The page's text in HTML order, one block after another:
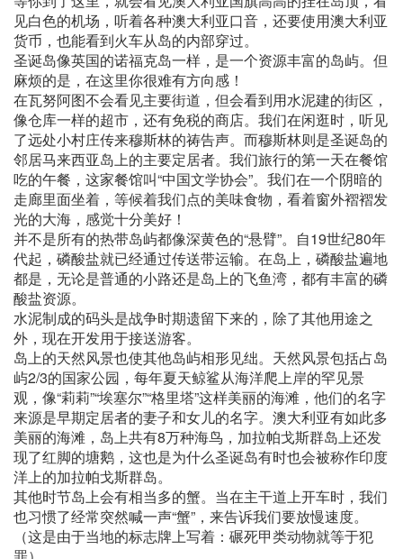
见白色的机场，听着各种澳大利亚口音，还要使用澳大利亚
货币，也能看到火车从岛的内部穿过。
圣诞岛像英国的诺福克岛一样，是一个资源丰富的岛屿。但
麻烦的是，在这里你很难有方向感！
在瓦努阿图不会看见主要街道，但会看到用水泥建的街区，
像仓库一样的超市，还有免税的商店。我们在闲逛时，听见
了远处小村庄传来穆斯林的祷告声。而穆斯林则是圣诞岛的
邻居马来西亚岛上的主要定居者。我们旅行的第一天在餐馆
吃的午餐，这家餐馆叫“中国文学协会”。我们在一个阴暗的
走廊里面坐着，等候着我们点的美味食物，看着窗外褶褶发
光的大海，感觉十分美好！
并不是所有的热带岛屿都像深黄色的“悬臂”。自19世纪80年
代起，磷酸盐就已经通过传送带运输。在岛上，磷酸盐遍地
都是，无论是普通的小路还是岛上的飞鱼湾，都有丰富的磷
酸盐资源。
水泥制成的码头是战争时期遗留下来的，除了其他用途之
外，现在开发用于接送游客。
岛上的天然风景也使其他岛屿相形见绌。天然风景包括占岛
屿2/3的国家公园，每年夏天鲸鲨从海洋爬上岸的罕见景
观，像“莉莉”“埃塞尔”“格里塔”这样美丽的海滩，他们的名字
来源是早期定居者的妻子和女儿的名字。澳大利亚有如此多
美丽的海滩，岛上共有8万种海鸟，加拉帕戈斯群岛上还发
现了红脚的塘鹅，这也是为什么圣诞岛有时也会被称作印度
洋上的加拉帕戈斯群岛。
其他时节岛上会有相当多的蟹。当在主干道上开车时，我们
也习惯了经常突然喊一声“蟹”，来告诉我们要放慢速度。
（这是由于当地的标志牌上写着：碾死甲类动物就等于犯